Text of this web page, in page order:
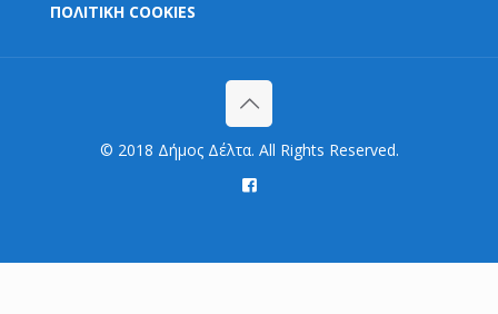
ΠΟΛΙΤΙΚΗ COOKIES
© 2018 Δήμος Δέλτα. All Rights Reserved.